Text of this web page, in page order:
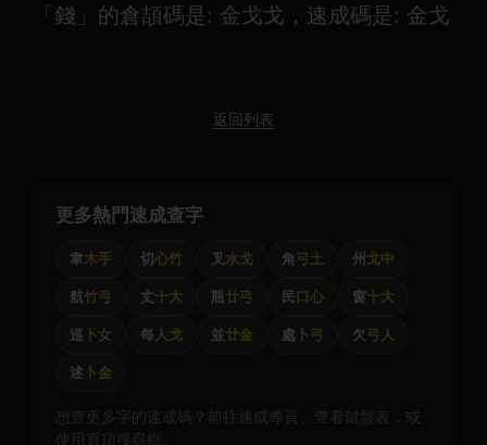
「錢」的倉頡碼是: 金戈戈，速成碼是: 金戈
返回列表
更多熱門速成查字
韋木手 切心竹 叉 水戈 角弓土 州 戈中
航竹弓 丈十大 瓶廿弓 民口心 窗十大
巡 卜女 每人戈 並廿金 處 卜弓 欠弓人
述 卜金
想查更多字的速成碼？前往速成專頁、查看鍵盤表，或
使用頁頂搜尋框。